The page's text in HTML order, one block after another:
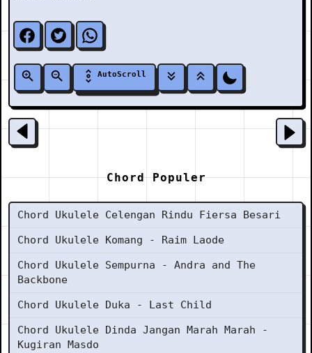
AutoScroll
Chord Populer
Chord Ukulele Celengan Rindu Fiersa Besari
Chord Ukulele Komang - Raim Laode
Chord Ukulele Sempurna - Andra and The
Backbone
Chord Ukulele Duka - Last Child
Chord Ukulele Dinda Jangan Marah Marah -
Kugiran Masdo